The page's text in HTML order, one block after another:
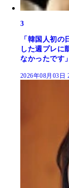
3
「韓国人初
した週プレに
なかったです」
2026年08月03日